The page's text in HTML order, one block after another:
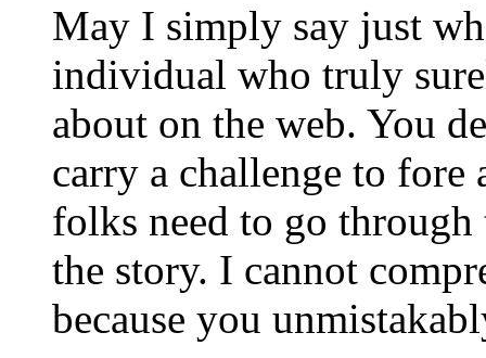
May I simply say just
individual who truly
about on the web. You
carry a challenge to fore
folks need to go
the story. I cannot
because you